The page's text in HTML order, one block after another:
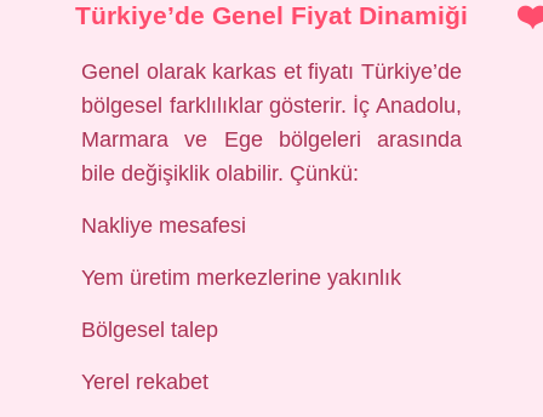
Türkiye’de Genel Fiyat Dinamiği
Genel olarak karkas et fiyatı Türkiye’de
bölgesel farklılıklar gösterir. İç Anadolu,
Marmara ve Ege bölgeleri arasında
bile değişiklik olabilir. Çünkü:
Nakliye mesafesi
Yem üretim merkezlerine yakınlık
Bölgesel talep
Yerel rekabet